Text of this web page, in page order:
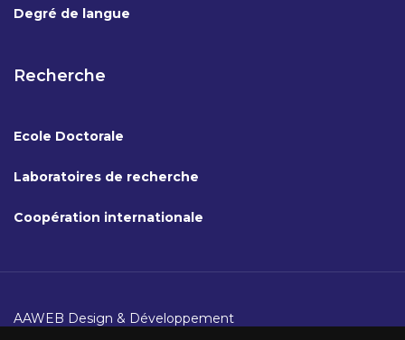
Degré de langue
Recherche
Ecole Doctorale
Laboratoires de recherche
Coopération internationale
AAWEB Design & Développement